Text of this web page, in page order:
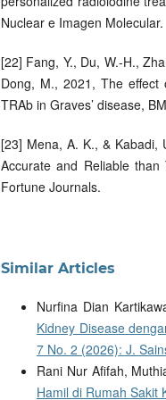
Nuclear e Imagen Molecular.
[22] Fang, Y., Du, W.-H.,
Dong, M., 2021, The effect
TRAb in Graves’ disease,
[23] Mena, A. K., & Kabadi,
Accurate and Reliable
Fortune Journals.
Similar Articles
Nurfina Dian
Kidney Disease
7 No. 2 (2026): J.
Rani Nur Afifah,
Hamil di Rumah Sakit